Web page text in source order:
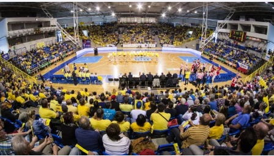
Tenis
DALŠÍ SPORTY
Americký fotbal
Atletika
Baseball a softbal
NEPŘEHLÉDNĚTE
Soutěže
Historické návraty